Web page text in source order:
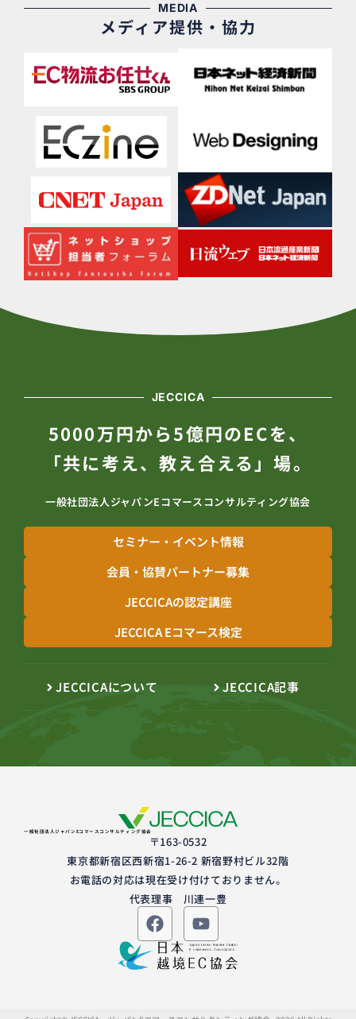
MEDIA
メディア提供・協力
JECCICA
5000万円から5億円のECを、
「共に考え、教え合える」場。
一般社団法人ジャパンEコマースコンサルティング協会
セミナー・イベント情報
会員・協賛パートナー募集
JECCICAの認定講座
JECCICA Eコマース検定
JECCICAについて JECCICA記事
一般社団法人ジャパンEコマースコンサルティング協会
〒163-0532
東京都新宿区西新宿1-26-2 新宿野村ビル32階
お電話の対応は現在受け付けておりません。
代表理事 川連一豊